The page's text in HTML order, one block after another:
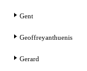
Gent
Geoffreyanthuenis
Gerard